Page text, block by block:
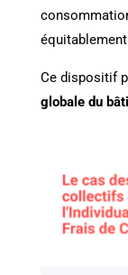
Ce dispositif
globale du